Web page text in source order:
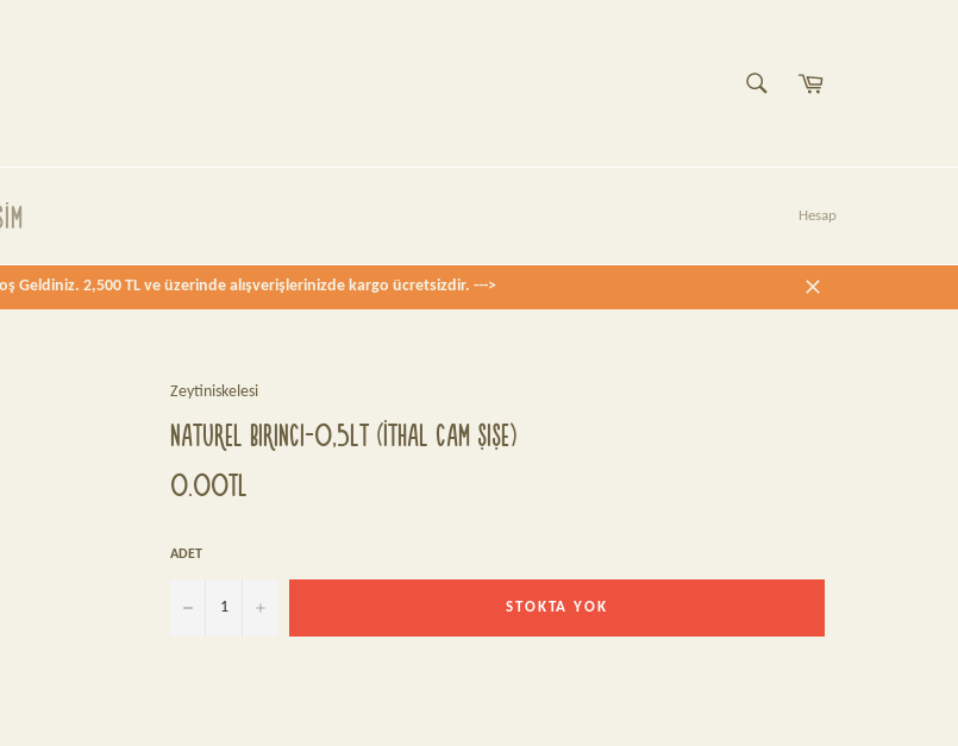
ARAMASepet
Hesap
Geldiniz. 2,500 TL ve üzerinde alışverişlerinizde kargo ücretsizdir. --->
Kapat
Zeytiniskelesi
NATUREL BIRINCI-0,5LT (İTHAL CAM ŞIŞE)
Fiyat
0.00TL
ADET
− + STOKTA YOK